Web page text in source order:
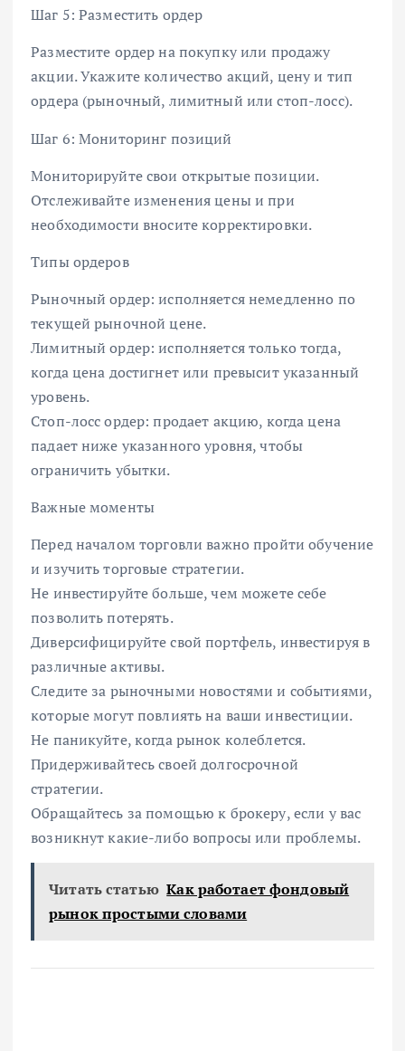
Шаг 5: Разместить ордер
Разместите ордер на покупку или продажу
акции. Укажите количество акций, цену и тип
ордера (рыночный, лимитный или стоп-лосс).
Шаг 6: Мониторинг позиций
Мониторируйте свои открытые позиции.
Отслеживайте изменения цены и при
необходимости вносите корректировки.
Типы ордеров
Рыночный ордер: исполняется немедленно по
текущей рыночной цене.
Лимитный ордер: исполняется только тогда,
когда цена достигнет или превысит указанный
уровень.
Стоп-лосс ордер: продает акцию, когда цена
падает ниже указанного уровня, чтобы
ограничить убытки.
Важные моменты
Перед началом торговли важно пройти обучение
и изучить торговые стратегии.
Не инвестируйте больше, чем можете себе
позволить потерять.
Диверсифицируйте свой портфель, инвестируя в
различные активы.
Следите за рыночными новостями и событиями,
которые могут повлиять на ваши инвестиции.
Не паникуйте, когда рынок колеблется.
Придерживайтесь своей долгосрочной
стратегии.
Обращайтесь за помощью к брокеру, если у вас
возникнут какие-либо вопросы или проблемы.
Читать статью Как работает фондовый
рынок простыми словами